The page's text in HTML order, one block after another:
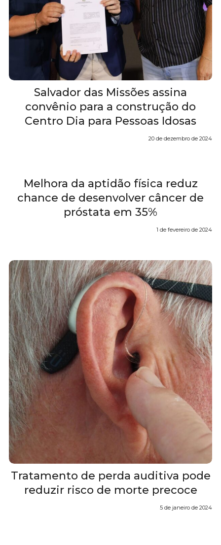
Salvador das Missões assina
convênio para a construção do
Centro Dia para Pessoas Idosas
20 de dezembro de 2024
Melhora da aptidão física reduz
chance de desenvolver câncer de
próstata em 35%
1 de fevereiro de 2024
Tratamento de perda auditiva pode
reduzir risco de morte precoce
5 de janeiro de 2024